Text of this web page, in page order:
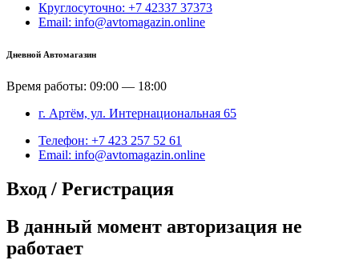
Круглосуточно: +7 42337 37373
Email: info@avtomagazin.online
Дневной Автомагазин
Время работы: 09:00 — 18:00
г. Артём, ул. Интернациональная 65
Телефон: +7 423 257 52 61
Email: info@avtomagazin.online
Вход / Регистрация
В данный момент авторизация не
работает